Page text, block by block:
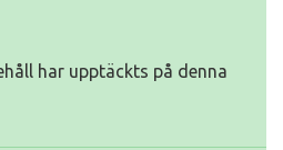
har upptäckts på denna